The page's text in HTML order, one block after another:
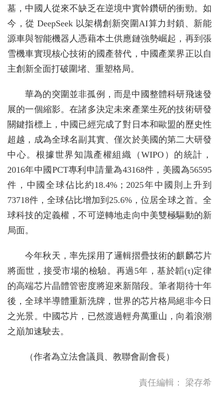
墓，中國人從來不缺乏在逆境中實幹鑽研的衝勁。如
今，從 DeepSeek 以架構創新突圍AI算力封鎖、新能
源車與智能機器人憑藉本土供應鏈強勢崛起，再到張
雪機車實現核心技術的國產替代，中國產業界正以自
主創新全面打破圍堵、重塑格局。
華為的突圍並非孤例，而是中國整體科研飛速發
展的一個縮影。在諸多決定未來產業生死的技術研發
關鍵指標上，中國已經完成了對日本和歐盟的歷史性
超越，成為全球名副其實、僅次於美國的第二大研發
中心。根據世界知識產權組織（WIPO）的統計，
2016年中國PCT專利申請量為43168件，美國為56595
件，中國全球佔比約18.4%；2025年中國則上升到
73718件，全球佔比增加到25.6%，位居全球之首。全
球科技的定義權，不可逆轉地走向中美雙極驅動的新
局面。
今年秋天，率先採用了邏輯摺疊技術的麒麟芯片
將面世，接受市場的檢驗。再過5年，基於韜(τ)定律
的高端芯片晶體管密度將迎來新階段。筆者期待十年
後，全球半導體重新洗牌，世界的芯片格局絕非今日
之光景。中國芯片，已然渡過輕舟萬重山，向着浪潮
之巔加速駛去。
（作者為立法會議員、教聯會副會長）
責任編輯： 梁存希